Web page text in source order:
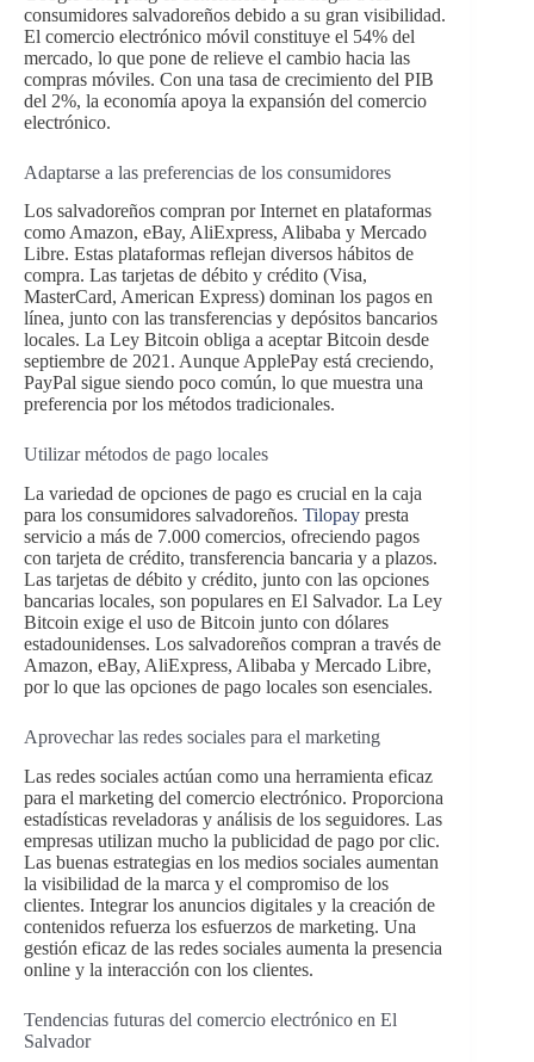
consumidores salvadoreños debido a su gran visibilidad.
El comercio electrónico móvil constituye el 54% del
mercado, lo que pone de relieve el cambio hacia las
compras móviles. Con una tasa de crecimiento del PIB
del 2%, la economía apoya la expansión del comercio
electrónico.
Adaptarse a las preferencias de los consumidores
Los salvadoreños compran por Internet en plataformas
como Amazon, eBay, AliExpress, Alibaba y Mercado
Libre. Estas plataformas reflejan diversos hábitos de
compra. Las tarjetas de débito y crédito (Visa,
MasterCard, American Express) dominan los pagos en
línea, junto con las transferencias y depósitos bancarios
locales. La Ley Bitcoin obliga a aceptar Bitcoin desde
septiembre de 2021. Aunque ApplePay está creciendo,
PayPal sigue siendo poco común, lo que muestra una
preferencia por los métodos tradicionales.
Utilizar métodos de pago locales
La variedad de opciones de pago es crucial en la caja
para los consumidores salvadoreños. Tilopay presta
servicio a más de 7.000 comercios, ofreciendo pagos
con tarjeta de crédito, transferencia bancaria y a plazos.
Las tarjetas de débito y crédito, junto con las opciones
bancarias locales, son populares en El Salvador. La Ley
Bitcoin exige el uso de Bitcoin junto con dólares
estadounidenses. Los salvadoreños compran a través de
Amazon, eBay, AliExpress, Alibaba y Mercado Libre,
por lo que las opciones de pago locales son esenciales.
Aprovechar las redes sociales para el marketing
Las redes sociales actúan como una herramienta eficaz
para el marketing del comercio electrónico. Proporciona
estadísticas reveladoras y análisis de los seguidores. Las
empresas utilizan mucho la publicidad de pago por clic.
Las buenas estrategias en los medios sociales aumentan
la visibilidad de la marca y el compromiso de los
clientes. Integrar los anuncios digitales y la creación de
contenidos refuerza los esfuerzos de marketing. Una
gestión eficaz de las redes sociales aumenta la presencia
online y la interacción con los clientes.
Tendencias futuras del comercio electrónico en El
Salvador